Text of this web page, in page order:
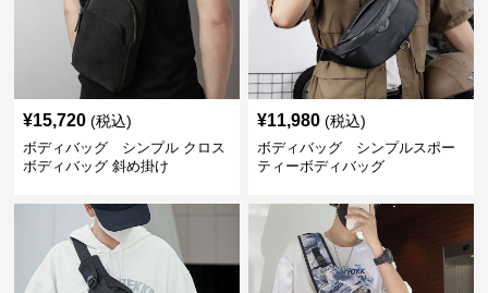
¥15,720 (税込)
ボディバッグ シンプル クロス
ボディバッグ 斜め掛け
¥11,980 (税込)
ボディバッグ シンプルスポー
ティーボディバッグ